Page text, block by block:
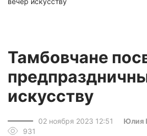
Тамбовчане
искусству
02 ноября 2023 12:51
Юлия
931